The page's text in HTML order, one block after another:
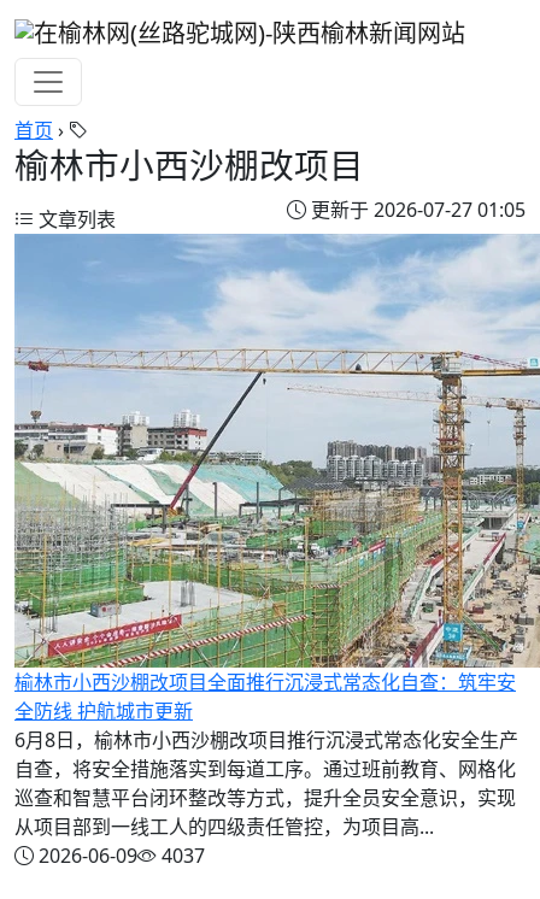
首页 ›
榆林市小西沙棚改项目
更新于 2026-07-27 01:05
文章列表
榆林市小西沙棚改项目全面推行沉浸式常态化自查：筑牢安
全防线 护航城市更新
6月8日，榆林市小西沙棚改项目推行沉浸式常态化安全生产
自查，将安全措施落实到每道工序。通过班前教育、网格化
巡查和智慧平台闭环整改等方式，提升全员安全意识，实现
从项目部到一线工人的四级责任管控，为项目高...
2026-06-09
4037